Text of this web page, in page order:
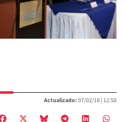
Actualizado:07/02/18 | 12:50